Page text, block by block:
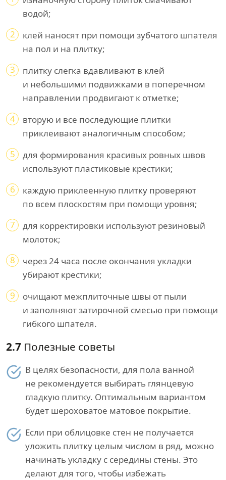
водой;
2
клей наносят при помощи зубчатого шпателя
на пол и на плитку;
3
плитку слегка вдавливают в клей
и небольшими подвижками в поперечном
направлении продвигают к отметке;
4
вторую и все последующие плитки
приклеивают аналогичным способом;
5
для формирования красивых ровных швов
используют пластиковые крестики;
6
каждую приклеенную плитку проверяют
по всем плоскостям при помощи уровня;
7
для корректировки используют резиновый
молоток;
8
через 24 часа после окончания укладки
убирают крестики;
9
очищают межплиточные швы от пыли
и заполняют затирочной смесью при помощи
гибкого шпателя.
2.7 Полезные советы
В целях безопасности, для пола ванной
не рекомендуется выбирать глянцевую
гладкую плитку. Оптимальным вариантом
будет шероховатое матовое покрытие.
Если при облицовке стен не получается
уложить плитку целым числом в ряд, можно
начинать укладку с середины стены. Это
делают для того, чтобы избежать